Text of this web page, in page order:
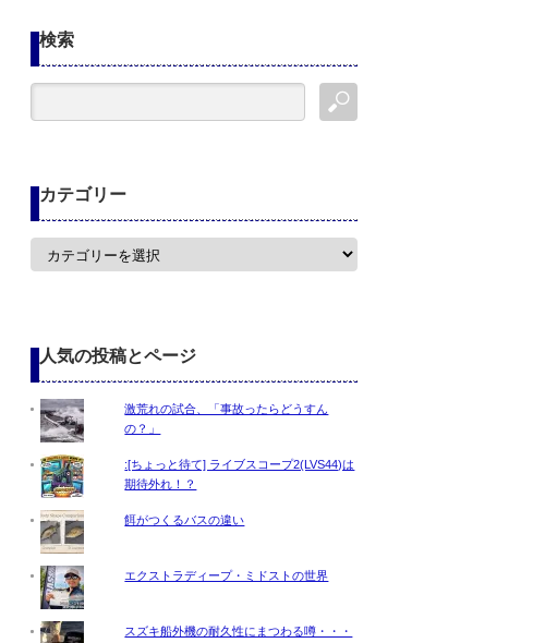
検索
カテゴリー
カ
人気の投稿とページ
激荒れの試合、「事故ったらどうすん
の？」
:[ちょっと待て] ライブスコープ2(LVS44)は
期待外れ！？
餌がつくるバスの違い
エクストラディープ・ミドストの世界
スズキ船外機の耐久性にまつわる噂・・・